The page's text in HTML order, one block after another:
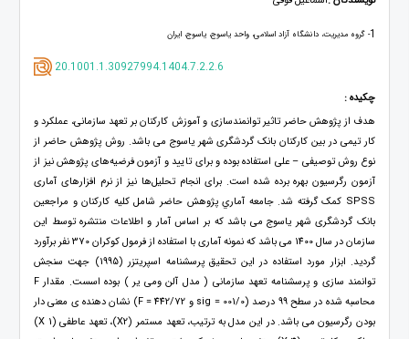
1- گروه مدیریت، دانشگاه آزاد اسلامی، واحد یاسوج، یاسوج، ایران
20.1001.1.30927994.1404.7.2.2.6
چکیده :
هدف از پژوهش حاضر تاثیر توانمندسازی و آموزش کارکنان بر تعهد سازمانی، عملکرد و
کار تیمی در بین کارکنان بانک گردشگری شهر یاسوج می باشد. روش پژوهش حاضر از
نوع روش توصیفی – علی استفاده بوده و برای تایید و آزمون فرضیه‌های پژوهش نیز از
آزمون رگرسیون بهره برده شده است. برای انجام تحلیل‌ها نیز از نرم افزارهای آماری
SPSS کمک گرفته شد. جامعه آماري پژوهش حاضر شامل کلیه کارکنان و مراجعین
بانک گردشگری شهر یاسوج می باشد که بر اساس آمار و اطلاعات منتشره توسط این
سازمان در سال 1400 می باشد که نمونه آماری با استفاده از فرمول کوکران 370 نفر برآورد
گردید. ابزار مورد استفاده در این تحقیق پرسشنامه اسپریتزر (1995) جهت سنجش
توانمند سازی و پرسشنامه تعهد سازمانی ( مدل آلن ومی یر ) بوده اسست. مقدار F
محاسبه شده در سطح 99 درصد (001/0 = sig و 442/72 = F) نشان دهنده ی معنی دار
بودن رگرسیون می باشد. در این مدل به ترتیب، تعهد مستمر (X2)، تعهد عاطفی (X 1)